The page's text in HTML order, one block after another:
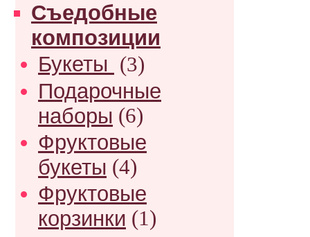
Съедобные
композиции
Букеты (3)
Подарочные
наборы (6)
Фруктовые
букеты (4)
Фруктовые
корзинки (1)